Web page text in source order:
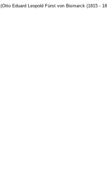
(Otto Eduard Leopold Fürst von Bismarck (1815 -